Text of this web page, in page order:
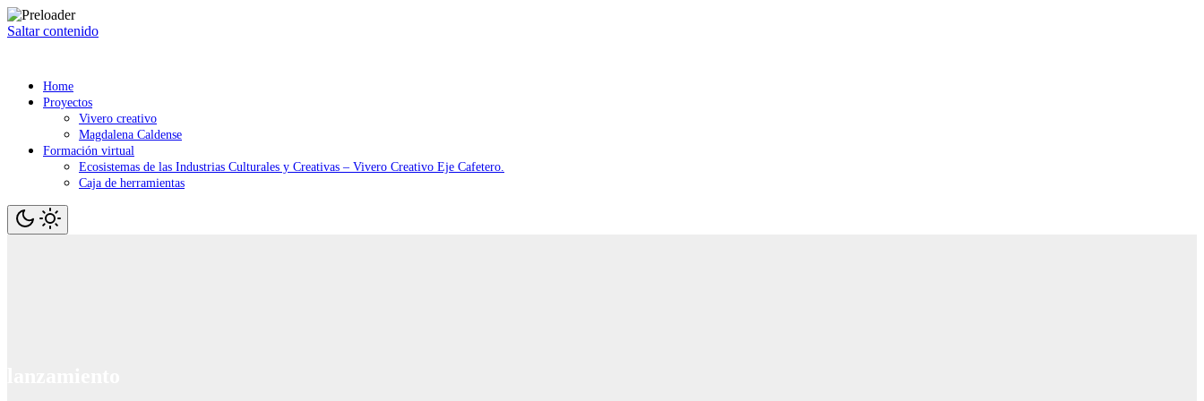
Saltar contenido
Home
Proyectos
Vivero creativo
Magdalena Caldense
Formación virtual
Ecosistemas de las Industrias Culturales y Creativas – Vivero Creativo Eje Cafetero.
Caja de herramientas